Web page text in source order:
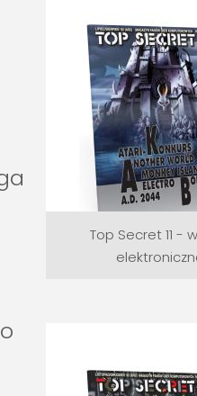
Top Secret 11 -